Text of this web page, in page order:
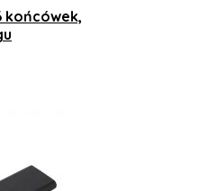
końcówek,